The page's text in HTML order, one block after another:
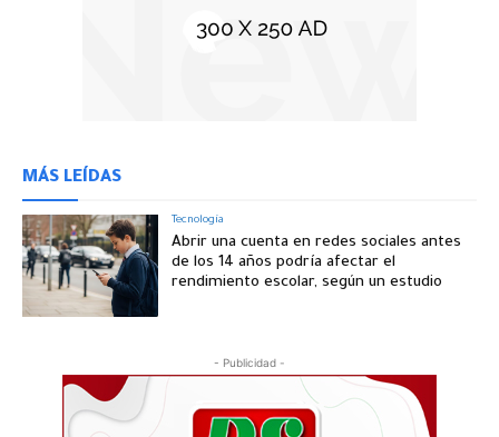
MÁS LEÍDAS
Tecnología
Abrir una cuenta en redes sociales antes
de los 14 años podría afectar el
rendimiento escolar, según un estudio
- Publicidad -